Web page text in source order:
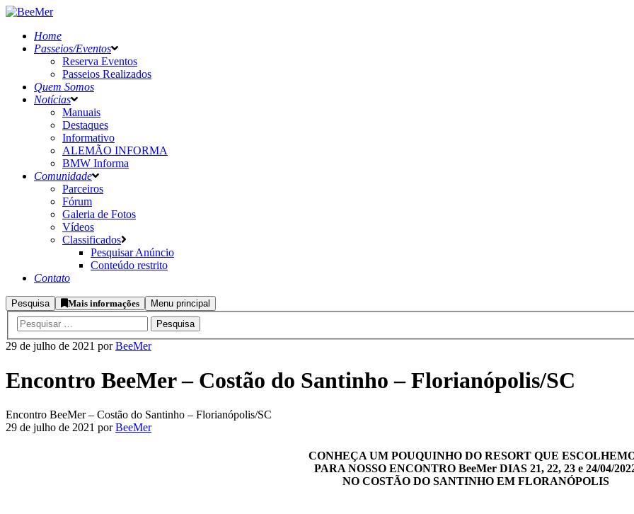
Home
Passeios/Eventos
Reserva Eventos
Passeios Realizados
Quem Somos
Notícias
Manuais
Destaques
Informativo
ALEMÃO INFORMA
BMW Informa
Comunidade
Parceiros
Fórum
Galeria de Fotos
Vídeos
Classificados
Pesquisar Anúncio
Conteúdo restrito
Contato
Pesquisa Mais informações Menu principal
29 de julho de 2021 porBeeMer
Encontro BeeMer – Costão do Santinho – Florianópolis/SC
Encontro BeeMer – Costão do Santinho – Florianópolis/SC
29 de julho de 2021 porBeeMer
CONHEÇA UM POUQUINHO DO RESORT QUE
PARA NOSSO ENCONTRO BeeMer DIAS 21, 22, 23 e 24/04/
NO COSTÃO DO SANTINHO EM FLORANÓPOLIS